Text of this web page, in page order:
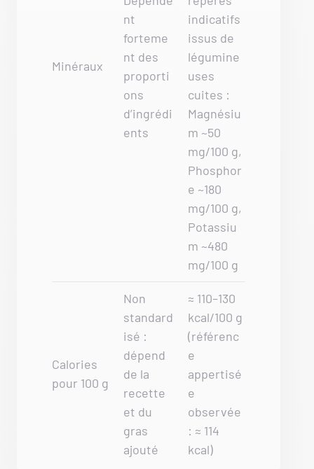
Minéraux
nt
forteme
nt des
proporti
ons
d’ingrédi
ents
indicatifs
issus de
légumine
uses
cuites :
Magnésiu
m ~50
mg/100 g,
Phosphor
e ~180
mg/100 g,
Potassiu
m ~480
mg/100 g
Calories
pour 100 g
Non
standard
isé :
dépend
de la
recette
et du
gras
ajouté
≈ 110–130
kcal/100 g
(référenc
e
appertisé
e
observée
: ≈ 114
kcal)